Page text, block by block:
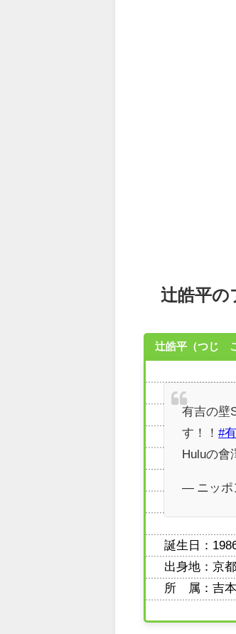
辻皓平の
辻皓平（つじ
有吉の壁
す！！#
Huluの會
— ニッポ
誕生日：
出身地：京
所 属：吉